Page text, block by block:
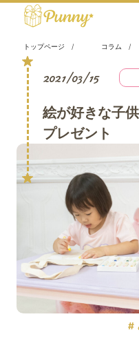
トップページ コラム
2021/03/15
絵が好きな子
プレゼント